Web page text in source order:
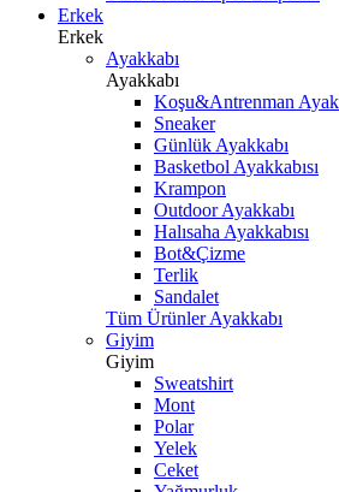
Erkek
Erkek
Ayakkabı
Ayakkabı
Koşu&Antrenman
Sneaker
Günlük Ayakkabı
Basketbol Ayakkabısı
Krampon
Outdoor Ayakkabı
Halısaha Ayakkabısı
Bot&Çizme
Terlik
Sandalet
Tüm Ürünler Ayakkabı
Giyim
Giyim
Sweatshirt
Mont
Polar
Yelek
Ceket